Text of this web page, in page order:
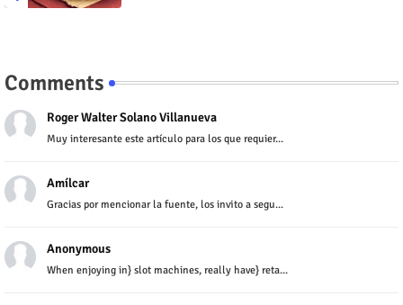
Comments
Roger Walter Solano Villanueva
Muy interesante este artículo para los que requier...
Amílcar
Gracias por mencionar la fuente, los invito a segu...
Anonymous
When enjoying in} slot machines, really have} reta...